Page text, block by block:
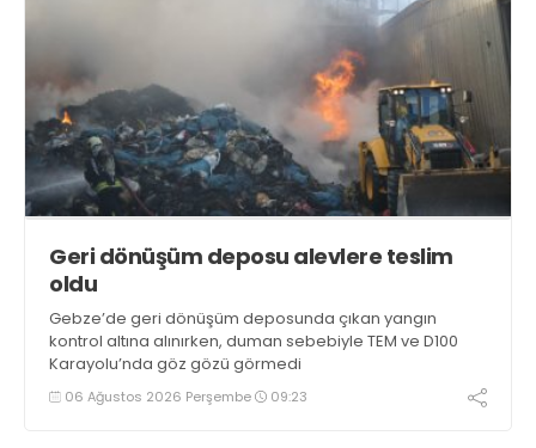
Geri dönüşüm deposu alevlere teslim
oldu
Gebze’de geri dönüşüm deposunda çıkan yangın
kontrol altına alınırken, duman sebebiyle TEM ve D100
Karayolu’nda göz gözü görmedi
06 Ağustos 2026 Perşembe 09:23